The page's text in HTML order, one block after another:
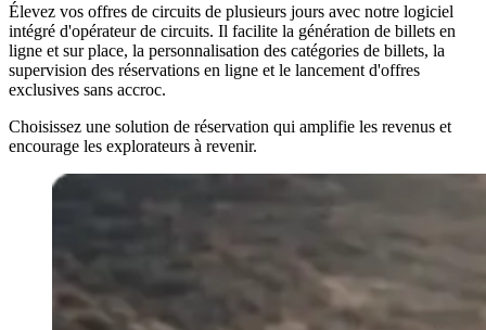
Élevez vos offres de circuits de plusieurs jours avec notre logiciel
intégré d'opérateur de circuits. Il facilite la génération de billets en
ligne et sur place, la personnalisation des catégories de billets, la
supervision des réservations en ligne et le lancement d'offres
exclusives sans accroc.
Choisissez une solution de réservation qui amplifie les revenus et
encourage les explorateurs à revenir.